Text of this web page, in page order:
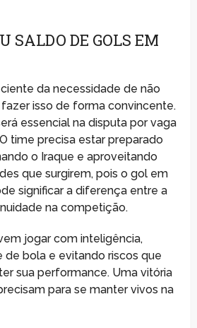
SALDO DE GOLS EM
da necessidade de não
isso de forma convincente.
essencial na disputa por vaga
time precisa estar preparado
o Iraque e aproveitando
que surgirem, pois o gol em
significar a diferença entre a
na competição.
jogar com inteligência,
de bola e evitando riscos que
sua performance. Uma vitória
para se manter vivos na